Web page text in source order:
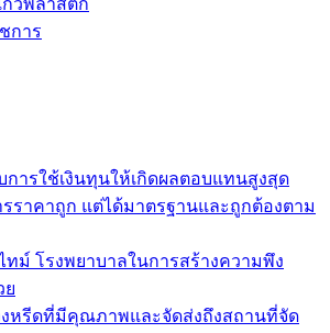
การ
การใช้เงินทุนให้เกิดผลตอบแทนสูงสุด
รราคาถูก แต่ได้มาตรฐานและถูกต้องตาม
ม์ โรงพยาบาลในการสร้างความพึง
ย
งหรีดที่มีคุณภาพและจัดส่งถึงสถานที่จัด